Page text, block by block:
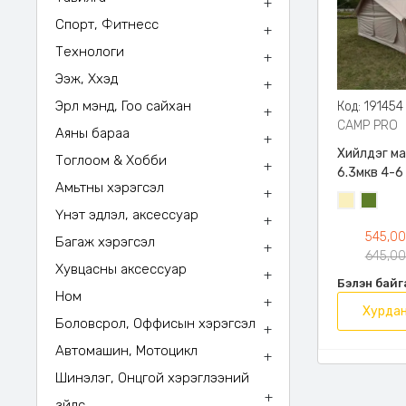
+
Спорт, Фитнесс
+
Технологи
+
Ээж, Хүүхэд
+
Эрүүл мэнд, Гоо сайхан
+
Аяны бараа
+
Тоглоом & Хобби
+
Амьтны хэрэгсэл
+
Үнэт эдлэл, аксессуар
+
Багаж хэрэгсэл
+
Хувцасны аксессуар
+
Ном
+
Боловсрол, Оффисын хэрэгсэл +
Автомашин, Мотоцикл
+
Шинэлэг, Онцгой хэрэглээний
+
Код: 191454
CAMP PRO
Хийлдэг
6.3мкв 4-6
хүчтэй
гэрлээс
цонхтой,
шумуулны
хаялгатай
Блонд/
Бэлэн